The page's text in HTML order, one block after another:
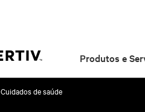
Produtos e
Cuidados de saúde